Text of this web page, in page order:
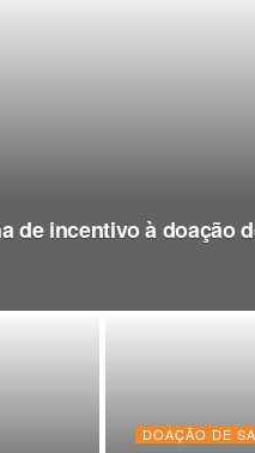
de incentivo à doação
DOAÇÃO DE